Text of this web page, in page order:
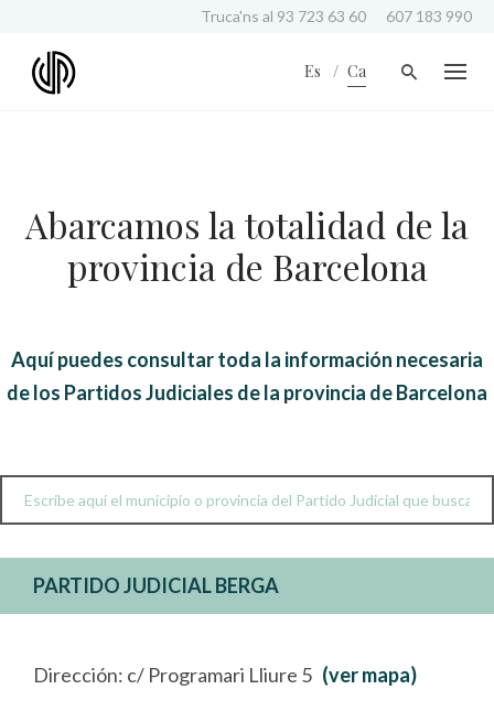
Truca'ns al 93 723 63 60 607 183 990
Es Ca
Abarcamos la totalidad de la
provincia de Barcelona
Aquí puedes consultar toda la información necesaria
de los Partidos Judiciales de la provincia de Barcelona
PARTIDO JUDICIAL BERGA
Dirección: c/ Programari Lliure 5 (ver mapa)